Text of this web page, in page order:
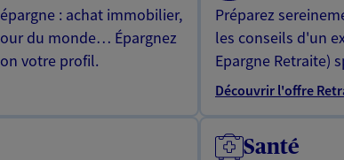
: achat immobilier,
du monde… Épargnez
votre profil.
Préparez
les conseils d'un
Epargne Retraite)
Découvrir l'offre
Santé